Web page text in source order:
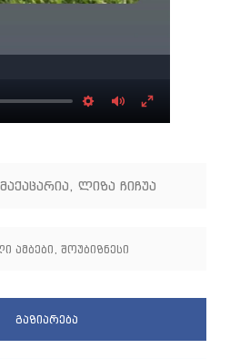
Settings
MuteEnter
, ლიზა ჩიჩუა
ამბები შოუბიზნესი
გაზიარება